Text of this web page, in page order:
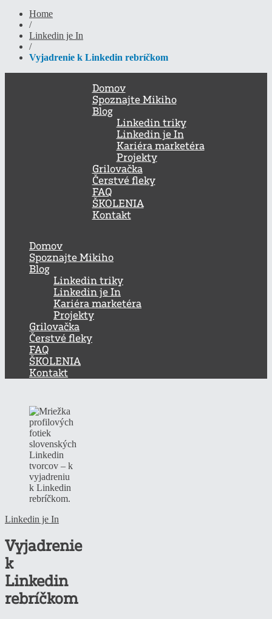
Home
/
Linkedin je In
/
Vyjadrenie k Linkedin rebríčkom
Domov
Spoznajte Mikiho
Blog
Linkedin triky
Linkedin je In
Kariéra marketéra
Projekty
Grilovačka
Čerstvé fleky
FAQ
ŠKOLENIA
Kontakt
Domov
Spoznajte Mikiho
Blog
Linkedin triky
Linkedin je In
Kariéra marketéra
Projekty
Grilovačka
Čerstvé fleky
FAQ
ŠKOLENIA
Kontakt
Linkedin je In
Vyjadrenie
k
Linkedin
rebríčkom